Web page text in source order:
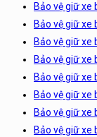
Bảo vệ giữ xe
Bảo vệ giữ xe
Bảo vệ giữ xe
Bảo vệ giữ xe
Bảo vệ giữ xe
Bảo vệ giữ xe
Bảo vệ giữ xe
Bảo vệ giữ xe